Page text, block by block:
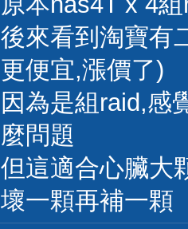
後來看到淘寶有
更便宜,漲價了)
因為是組raid,感
麼問題
但這適合心臟大
壞一顆再補一顆